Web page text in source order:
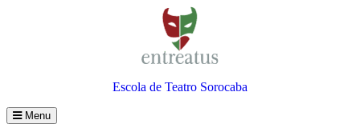
Escola de Teatro Sorocaba
Menu